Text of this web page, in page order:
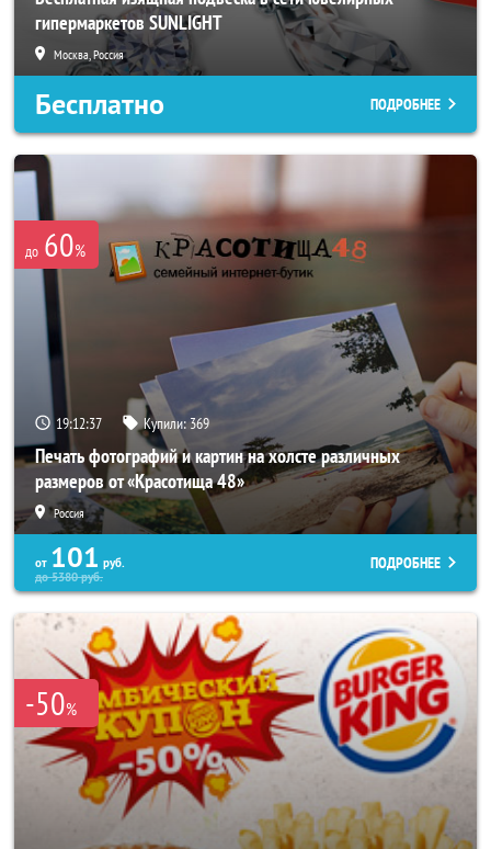
гипермаркетов SUNLIGHT
Москва, Россия
Бесплатно ПОДРОБНЕЕ
до 60%
19:12:33 Купили:369
Печать фотографий и картин на холсте различных
размеров от «Красотища 48»
Россия
от 101 руб.
до5380руб.
ПОДРОБНЕЕ
-50%